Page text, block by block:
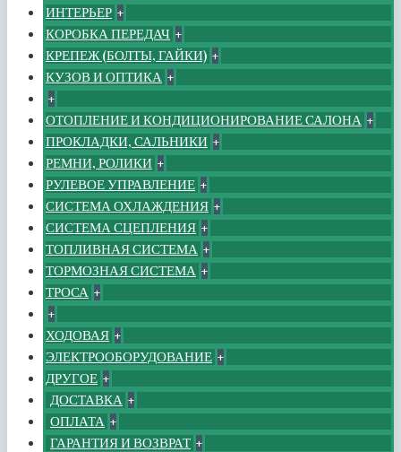
ИНТЕРЬЕР +
КОРОБКА ПЕРЕДАЧ +
КРЕПЕЖ (БОЛТЫ, ГАЙКИ) +
КУЗОВ И ОПТИКА +
+
ОТОПЛЕНИЕ И КОНДИЦИОНИРОВАНИЕ САЛОНА +
ПРОКЛАДКИ, САЛЬНИКИ +
РЕМНИ, РОЛИКИ +
РУЛЕВОЕ УПРАВЛЕНИЕ +
СИСТЕМА ОХЛАЖДЕНИЯ +
СИСТЕМА СЦЕПЛЕНИЯ +
ТОПЛИВНАЯ СИСТЕМА +
ТОРМОЗНАЯ СИСТЕМА +
ТРОСА +
+
ХОДОВАЯ +
ЭЛЕКТРООБОРУДОВАНИЕ +
ДРУГОЕ +
ДОСТАВКА +
ОПЛАТА +
ГАРАНТИЯ И ВОЗВРАТ +